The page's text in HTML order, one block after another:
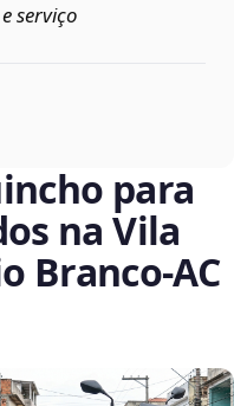
serviço
para
na Vila
Branco‑AC